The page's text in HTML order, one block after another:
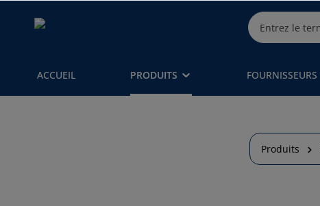
ACCUEIL PRODUITS FOURNISSEURS
Produits